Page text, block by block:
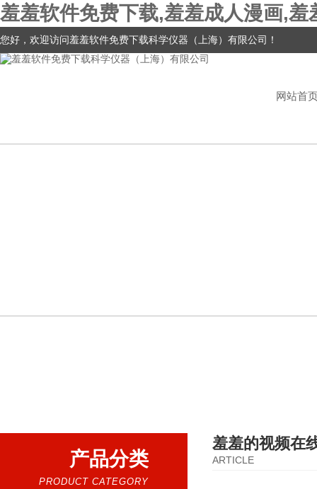
羞羞软件免费下载,羞羞成人漫画,
您好，欢迎访问羞羞软件免费下载科学仪器（上海）有限公司！
网站首
产品分类
PRODUCT CATEGORY
羞羞的视频在
ARTICLE